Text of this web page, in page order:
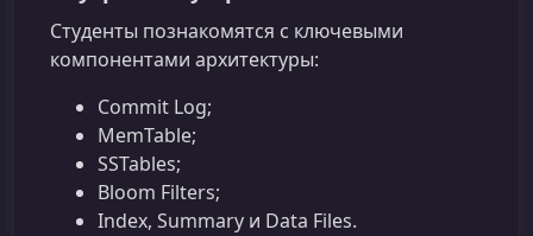
Студенты познакомятся с ключевыми
компонентами архитектуры:
Commit Log;
MemTable;
SSTables;
Bloom Filters;
Index, Summary и Data Files.